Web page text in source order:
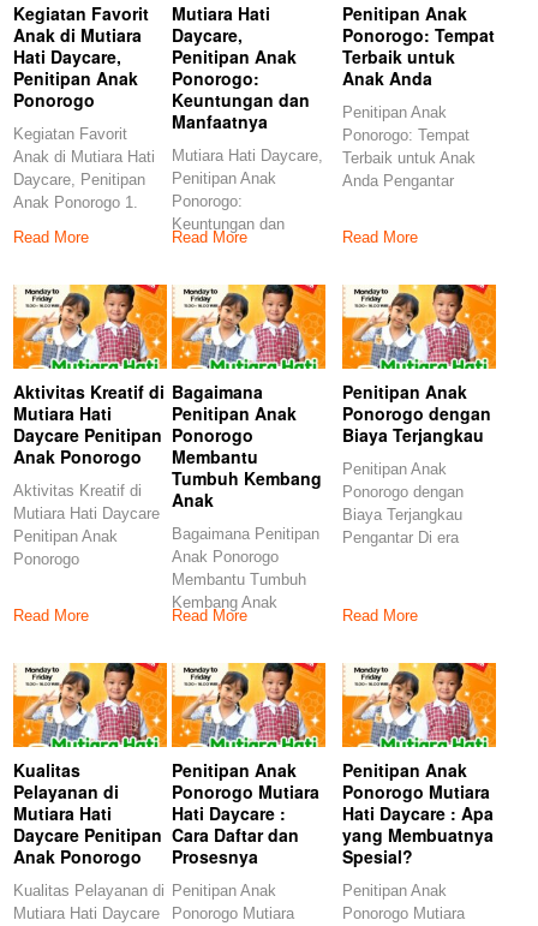
Kegiatan Favorit
Anak di Mutiara
Hati Daycare,
Penitipan Anak
Ponorogo
Kegiatan Favorit
Anak di Mutiara Hati
Daycare, Penitipan
Anak Ponorogo 1.
Penitipan anak
Read More
Mutiara Hati
Daycare,
Penitipan Anak
Ponorogo:
Keuntungan dan
Manfaatnya
Mutiara Hati Daycare,
Penitipan Anak
Ponorogo:
Keuntungan dan
Manfaatnya
Anak di Ponorogo
Read More
Penitipan Anak
Ponorogo: Tempat
Terbaik untuk
Anak Anda
Penitipan Anak
Ponorogo: Tempat
Terbaik untuk Anak
Anda Pengantar
orang tua
Read More
Aktivitas Kreatif di
Mutiara Hati
Daycare Penitipan
Anak Ponorogo
Aktivitas Kreatif di
Mutiara Hati Daycare
Penitipan Anak
Ponorogo
Kreativitas Anak di
Read More
Bagaimana
Penitipan Anak
Ponorogo
Membantu
Tumbuh Kembang
Anak
Bagaimana Penitipan
Anak Ponorogo
Membantu Tumbuh
Kembang Anak
Pengantar Tumbuh
merupakan fase
Read More
Penitipan Anak
Ponorogo dengan
Biaya Terjangkau
Penitipan Anak
Ponorogo dengan
Biaya Terjangkau
Pengantar Di era
penitipan
Read More
Kualitas
Pelayanan di
Mutiara Hati
Daycare Penitipan
Anak Ponorogo
Kualitas Pelayanan di
Mutiara Hati Daycare
Penitipan Anak
Ponorogo Mutiara
Hati Daycare :
Cara Daftar dan
Prosesnya
Penitipan Anak
Ponorogo Mutiara
Penitipan Anak
Ponorogo Mutiara
Hati Daycare : Apa
yang Membuatnya
Spesial?
Penitipan Anak
Ponorogo Mutiara